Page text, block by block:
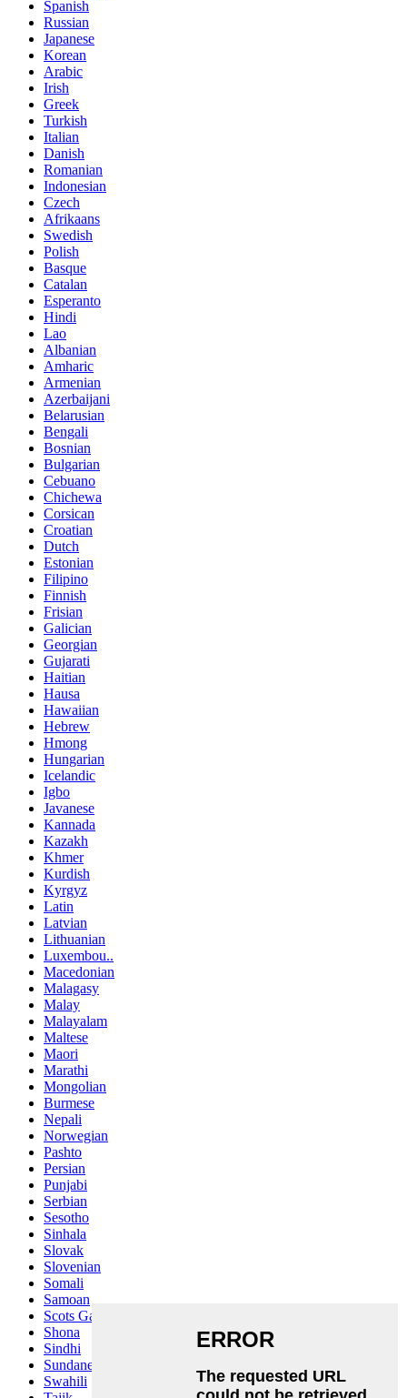
Spanish
Russian
Japanese
Korean
Arabic
Irish
Greek
Turkish
Italian
Danish
Romanian
Indonesian
Czech
Afrikaans
Swedish
Polish
Basque
Catalan
Esperanto
Hindi
Lao
Albanian
Amharic
Armenian
Azerbaijani
Belarusian
Bengali
Bosnian
Bulgarian
Cebuano
Chichewa
Corsican
Croatian
Dutch
Estonian
Filipino
Finnish
Frisian
Galician
Georgian
Gujarati
Haitian
Hausa
Hawaiian
Hebrew
Hmong
Hungarian
Icelandic
Igbo
Javanese
Kannada
Kazakh
Khmer
Kurdish
Kyrgyz
Latin
Latvian
Lithuanian
Luxembou..
Macedonian
Malagasy
Malay
Malayalam
Maltese
Maori
Marathi
Mongolian
Burmese
Nepali
Norwegian
Pashto
Persian
Punjabi
Serbian
Sesotho
Sinhala
Slovak
Slovenian
Somali
Samoan
Scots Gaelic
Shona
Sindhi
Sundanese
Swahili